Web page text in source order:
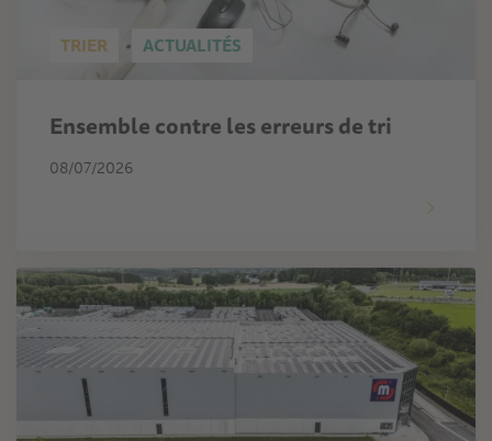
TRIER ACTUALITÉS
Ensemble contre les erreurs de tri
08/07/2026